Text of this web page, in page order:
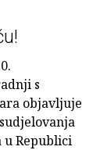
s
objavljuje
u Republici